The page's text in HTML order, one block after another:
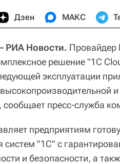
Дзен МАКС
РИА Новости. Провайдер
решение "1С
эксплуатации
сообщает пресс-служба
предприятиям
"1С" с
и безопасности, а